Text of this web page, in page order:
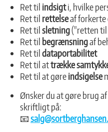
Ret til indsigti, hvilke
Ret til rettelseaf forkerte
Ret tilsletning("retten
Ret til begrænsningaf
Ret tildataportabilitet
Ret til attrække
Ret til at gøreindsigelse
Ønsker du at gøre brug
skriftligt på:
📧